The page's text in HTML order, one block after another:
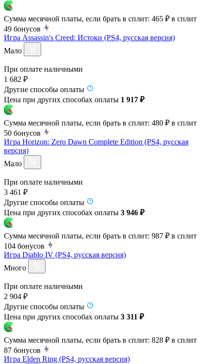
Сумма месячной платы, если брать в сплит: 465 ₽ в сплит
49 бонусов
Игра Assassin's Creed: Истоки (PS4, русская версия)
Мало
При оплате наличными
1 682 ₽
Другие способы оплаты
Цена при других способах оплаты 1 917 ₽
Сумма месячной платы, если брать в сплит: 480 ₽ в сплит
50 бонусов
Игра Horizon: Zero Dawn Complete Edition (PS4, русская
версия)
Мало
При оплате наличными
3 461 ₽
Другие способы оплаты
Цена при других способах оплаты 3 946 ₽
Сумма месячной платы, если брать в сплит: 987 ₽ в сплит
104 бонусов
Игра Diablo IV (PS4, русская версия)
Много
При оплате наличными
2 904 ₽
Другие способы оплаты
Цена при других способах оплаты 3 311 ₽
Сумма месячной платы, если брать в сплит: 828 ₽ в сплит
87 бонусов
Игра Elden Ring (PS4, русская версия)